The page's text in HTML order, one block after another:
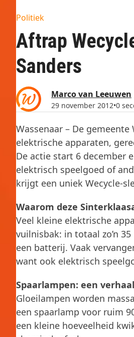
Politiek
Aftrap
Sanders
Marco van Leeuwen
29 november 2012•0
Wassenaar – De
elektrische apparaten,
De actie start 6 december
elektrisch speelgoed of
krijgt een uniek Wecycle-
Waarom deze
Veel kleine elektrische
vuilnisbak: in totaal zo’n
een batterij. Vaak
want ook elektrisch
Spaarlampen: een
Gloeilampen worden
een spaarlamp voor ruim
een kleine hoeveelheid